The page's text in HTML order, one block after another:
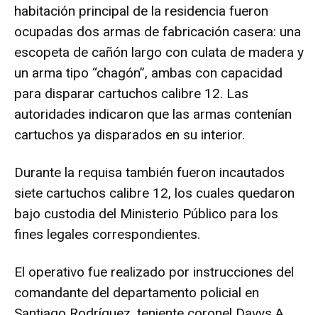
habitación principal de la residencia fueron
ocupadas dos armas de fabricación casera: una
escopeta de cañón largo con culata de madera y
un arma tipo “chagón”, ambas con capacidad
para disparar cartuchos calibre 12. Las
autoridades indicaron que las armas contenían
cartuchos ya disparados en su interior.
Durante la requisa también fueron incautados
siete cartuchos calibre 12, los cuales quedaron
bajo custodia del Ministerio Público para los
fines legales correspondientes.
El operativo fue realizado por instrucciones del
comandante del departamento policial en